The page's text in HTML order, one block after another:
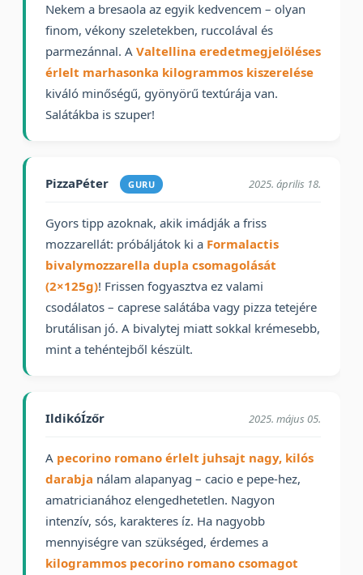
Nekem a bresaola az egyik kedvencem – olyan
finom, vékony szeletekben, ruccolával és
parmezánnal. A Valtellina eredetmegjelöléses
érlelt marhasonka kilogrammos kiszerelése
kiváló minőségű, gyönyörű textúrája van.
Salátákba is szuper!
PizzaPéter GURU 2025. április 18.
Gyors tipp azoknak, akik imádják a friss
mozzarellát: próbáljátok ki a Formalactis
bivalymozzarella dupla csomagolását
(2×125g)! Frissen fogyasztva ez valami
csodálatos – caprese salátába vagy pizza tetejére
brutálisan jó. A bivalytej miatt sokkal krémesebb,
mint a tehéntejből készült.
IldikóÍzőr 2025. május 05.
A pecorino romano érlelt juhsajt nagy, kilós
darabja nálam alapanyag – cacio e pepe-hez,
amatricianához elengedhetetlen. Nagyon
intenzív, sós, karakteres íz. Ha nagyobb
mennyiségre van szükséged, érdemes a
kilogrammos pecorino romano csomagot